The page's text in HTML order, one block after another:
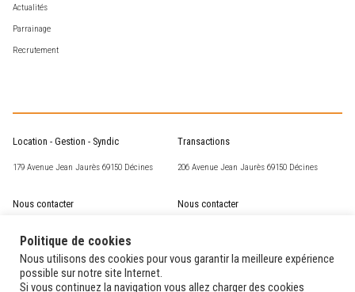
Actualités
Parrainage
Recrutement
Location - Gestion - Syndic
179 Avenue Jean Jaurès 69150 Décines
Transactions
206 Avenue Jean Jaurès 69150 Décines
Nous contacter
04 72 02 63 93
Nous contacter
04 78 49 15 60
Nos horaires Nos horaires
Politique de cookies
Nous utilisons des cookies pour vous garantir la meilleure expérience
possible sur notre site Internet.
Si vous continuez la navigation vous allez charger des cookies